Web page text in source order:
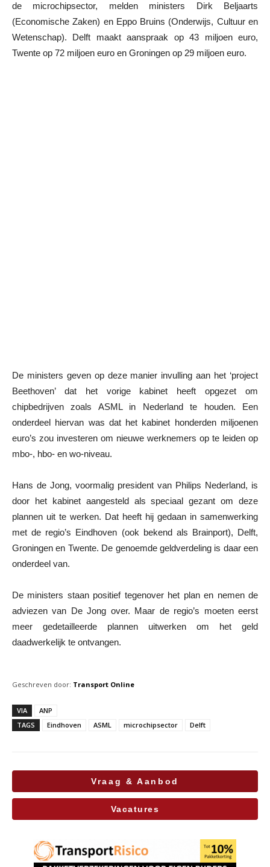
de microchipsector, melden ministers Dirk Beljaarts
(Economische Zaken) en Eppo Bruins (Onderwijs, Cultuur en
Wetenschap). Delft maakt aanspraak op 43 miljoen euro,
Twente op 72 miljoen euro en Groningen op 29 miljoen euro.
De ministers geven op deze manier invulling aan het ‘project
Beethoven’ dat het vorige kabinet heeft opgezet om
chipbedrijven zoals ASML in Nederland te houden. Een
onderdeel hiervan was dat het kabinet honderden miljoenen
euro’s zou investeren om nieuwe werknemers op te leiden op
mbo-, hbo- en wo-niveau.
Hans de Jong, voormalig president van Philips Nederland, is
door het kabinet aangesteld als speciaal gezant om deze
plannen uit te werken. Dat heeft hij gedaan in samenwerking
met de regio’s Eindhoven (ook bekend als Brainport), Delft,
Groningen en Twente. De genoemde geldverdeling is daar een
onderdeel van.
De ministers staan positief tegenover het plan en nemen de
adviezen van De Jong over. Maar de regio’s moeten eerst
meer gedetailleerde plannen uitwerken om het geld
daadwerkelijk te ontvangen.
Geschreven door: Transport Online
VIA
ANP
TAGS
Eindhoven ASML microchipsector Delft
Vraag & Aanbod
Vacatures